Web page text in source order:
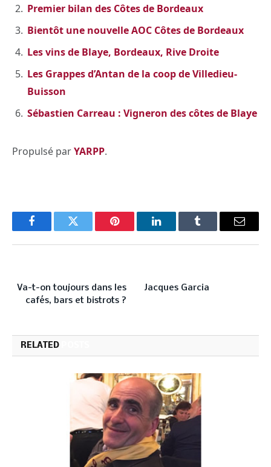
Premier bilan des Côtes de Bordeaux
Bientôt une nouvelle AOC Côtes de Bordeaux
Les vins de Blaye, Bordeaux, Rive Droite
Les Grappes d’Antan de la coop de Villedieu-
Buisson
Sébastien Carreau : Vigneron des côtes de Blaye
Propulsé parYARPP.
FacebookTwitter Pinterest LinkedInTumblr Email
Va-t-on toujours dans les
cafés, bars et bistrots ?
Jacques Garcia
RELATED